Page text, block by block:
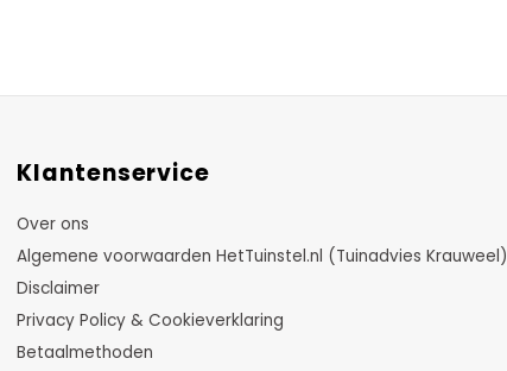
Klantenservice
Over ons
Algemene voorwaarden HetTuinstel.nl (Tuinadvies Krauweel)
Disclaimer
Privacy Policy & Cookieverklaring
Betaalmethoden